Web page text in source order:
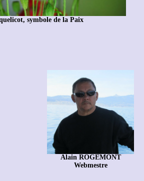
symbole de la Paix
Alain ROGEMONT
Webmestre